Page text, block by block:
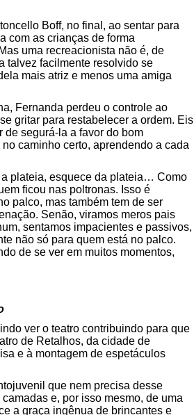
Boff, no final, ao sentar para
com as crianças de forma
uma recreacionista não é, de
talvez facilmente resolvido se
mais atriz e menos uma amiga
Fernanda perdeu o controle ao
gritar para restabelecer a ordem. Eis
de segurá-la a favor do bom
caminho certo, aprendendo a cada
a plateia, esquece da plateia… Como
ficou nas poltronas. Isso é
palco, mas também tem de ser
Senão, viramos meros pais
sentamos impacientes e passivos,
não só para quem está no palco.
de se ver em muitos momentos,
ver o teatro contribuindo para que
de Retalhos, da cidade de
e à montagem de espetáculos
que nem precisa desse
e, por isso mesmo, de uma
a graça ingênua de brincantes e